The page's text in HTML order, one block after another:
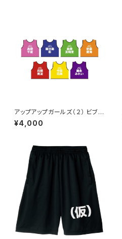
アップアップガールズ（２） ビブス
2026ver.
¥4,000